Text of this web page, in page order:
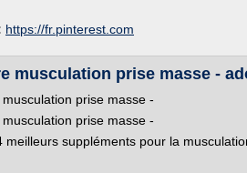
https://fr.pinterest.com
musculation prise masse -
musculation prise masse -
musculation prise masse -
meilleurs suppléments pour la